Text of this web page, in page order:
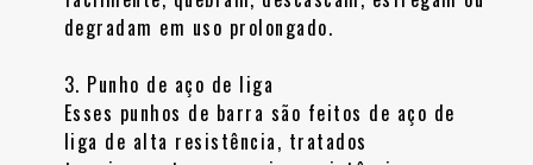
degradam em uso prolongado.
3. Punho de aço de liga
Esses punhos de barra são feitos de aço de
liga de alta resistência, tratados